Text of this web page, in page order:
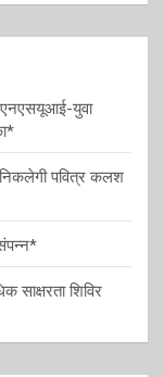
युवा
पवित्र कलश
साक्षरता शिविर